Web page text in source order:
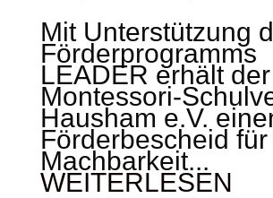
Mit Unterstützung
Förderprogramms
LEADER erhält
Montessori-
Hausham e.V.
Förderbescheid
Machbarkeit...
WEITERLESEN